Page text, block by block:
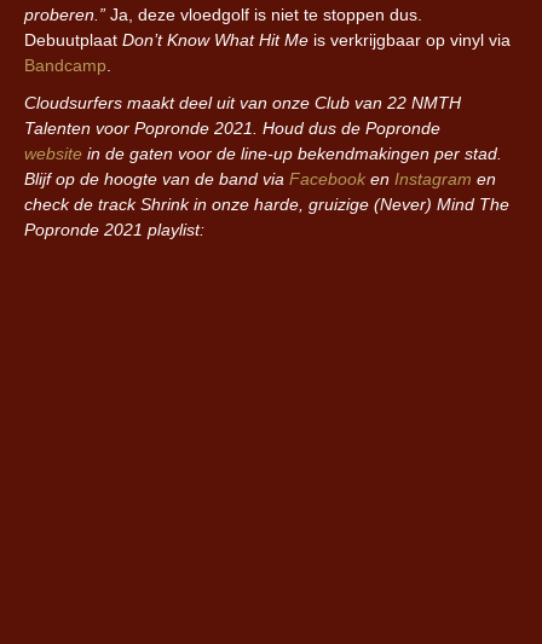
proberen.” Ja, deze vloedgolf is niet te stoppen dus.
Debuutplaat Don’t Know What Hit Me is verkrijgbaar op vinyl via
Bandcamp.
Cloudsurfers maakt deel uit van onze Club van 22 NMTH
Talenten voor Popronde 2021. Houd dus de Popronde
website in de gaten voor de line-up bekendmakingen per stad.
Blijf op de hoogte van de band via Facebook en Instagram en
check de track Shrink in onze harde, gruizige (Never) Mind The
Popronde 2021 playlist: